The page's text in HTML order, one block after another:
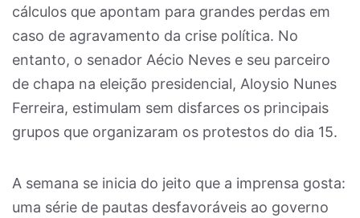
cálculos que apontam para grandes perdas em
caso de agravamento da crise política. No
entanto, o senador Aécio Neves e seu parceiro
de chapa na eleição presidencial, Aloysio Nunes
Ferreira, estimulam sem disfarces os principais
grupos que organizaram os protestos do dia 15.
A semana se inicia do jeito que a imprensa gosta:
uma série de pautas desfavoráveis ao governo